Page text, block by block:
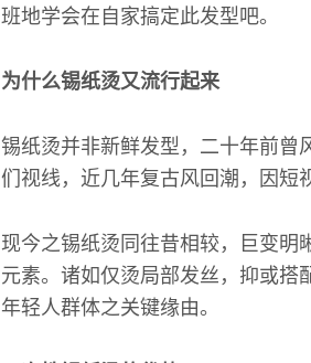
班地学会在自家搞定此发型吧。
为什么锡纸烫又流行起来
锡纸烫并非新鲜发型，二十年前曾
们视线，近几年复古风回潮，因短
现今之锡纸烫同往昔相较，巨变明
元素。诸如仅烫局部发丝，抑或搭
年轻人群体之关键缘由。